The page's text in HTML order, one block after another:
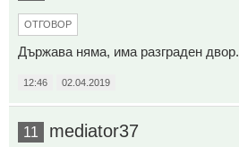
ОТГОВОР
Държава няма, има разграден двор.
12:46 02.04.2019
11 mediator37